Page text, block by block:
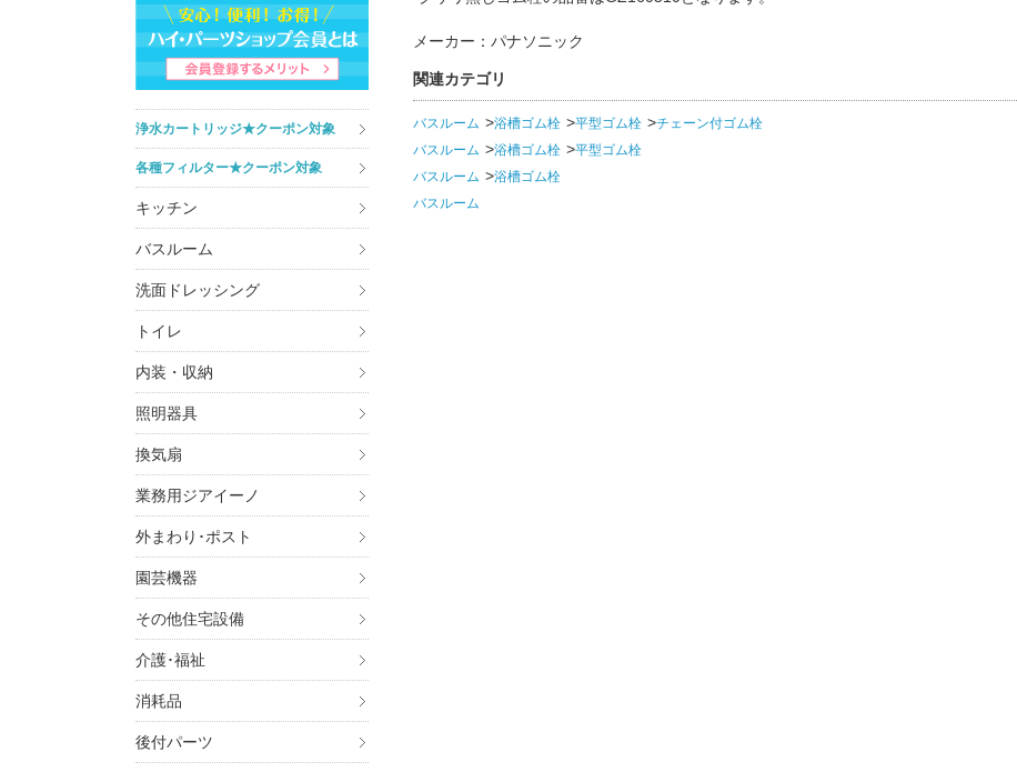
浄水カートリッジ★クーポン対象
各種フィルター★クーポン対象
キッチン
バスルーム
洗面ドレッシング
トイレ
内装・収納
照明器具
換気扇
業務用ジアイーノ
外まわり･ポスト
園芸機器
その他住宅設備
介護･福祉
消耗品
後付パーツ
メーカー：パナソニック
関連カテゴリ
バスルーム 浴槽ゴム栓 平型ゴム栓
チェーン付ゴム栓
バスルーム
浴槽ゴム栓
平型ゴム栓
バスルーム
浴槽ゴム栓
バスルーム